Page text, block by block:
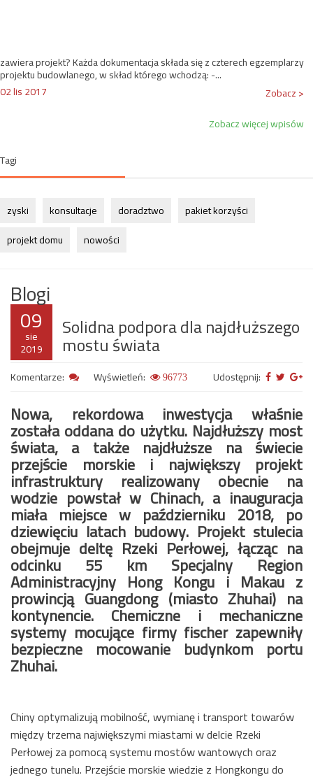
zawiera projekt? Każda dokumentacja składa się z czterech egzemplarzy
projektu budowlanego, w skład którego wchodzą: -...
02 lis 2017
Zobacz >
Zobacz więcej wpisów
Tagi
zyski konsultacje doradztwo
pakiet korzyści
projekt domu
nowości
Blogi
09
sie
2019
Solidna podpora dla najdłuższego
mostu świata
Komentarze: Wyświetleń: 96773 Udostępnij:
Nowa, rekordowa inwestycja właśnie
została oddana do użytku. Najdłuższy most
świata, a także najdłuższe na świecie
przejście morskie i największy projekt
infrastruktury realizowany obecnie na
wodzie powstał w Chinach, a inauguracja
miała miejsce w październiku 2018, po
dziewięciu latach budowy. Projekt stulecia
obejmuje deltę Rzeki Perłowej, łącząc na
odcinku 55 km Specjalny Region
Administracyjny Hong Kongu i Makau z
prowincją Guangdong (miasto Zhuhai) na
kontynencie. Chemiczne i mechaniczne
systemy mocujące firmy fischer zapewniły
bezpieczne mocowanie budynkom portu
Zhuhai.
Chiny optymalizują mobilność, wymianę i transport towarów
między trzema największymi miastami w delcie Rzeki
Perłowej za pomocą systemu mostów wantowych oraz
jednego tunelu. Przejście morskie wiedzie z Hongkongu do